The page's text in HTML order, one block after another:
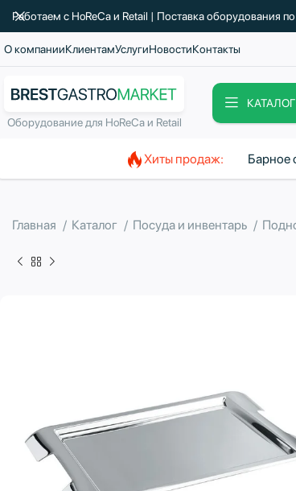
О компанииКлиентамУслугиНовостиКонтакты
Оборудование для HoReCa и Retail
КАТАЛОГ
Хиты продаж: Барное
Главная Каталог Посуда и инвентарь
Работаем с HoReCa и Retail | Поставка оборудования